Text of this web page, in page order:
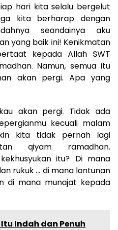
hari kita selalu bergelut
kita berharap dengan
seandainya aku
yang baik ini! Kenikmatan
kepada Allah SWT
Namun, semua itu
akan pergi. Apa yang
akan pergi. Tidak ada
kecuali malam
kita tidak pernah lagi
qiyam ramadhan.
itu? Di mana
rukuk … di mana lantunan
di mana munajat kepada
Indah dan Penuh